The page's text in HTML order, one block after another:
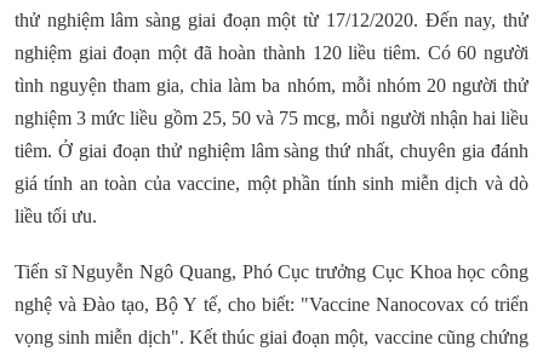
thử nghiệm lâm sàng giai đoạn một từ 17/12/2020. Đến nay, thử
nghiệm giai đoạn một đã hoàn thành 120 liều tiêm. Có 60 người
tình nguyện tham gia, chia làm ba nhóm, mỗi nhóm 20 người thử
nghiệm 3 mức liều gồm 25, 50 và 75 mcg, mỗi người nhận hai liều
tiêm. Ở giai đoạn thử nghiệm lâm sàng thứ nhất, chuyên gia đánh
giá tính an toàn của vaccine, một phần tính sinh miễn dịch và dò
liều tối ưu.
Tiến sĩ Nguyễn Ngô Quang, Phó Cục trưởng Cục Khoa học công
nghệ và Đào tạo, Bộ Y tế, cho biết: "Vaccine Nanocovax có triển
vọng sinh miễn dịch". Kết thúc giai đoạn một, vaccine cũng chứng